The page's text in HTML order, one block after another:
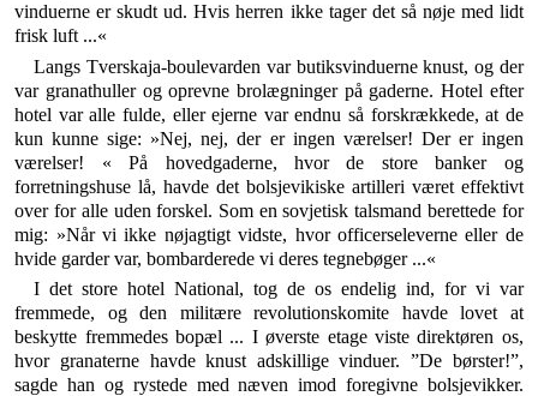
vinduerne er skudt ud. Hvis herren ikke tager det så nøje med lidt
frisk luft ...«
Langs Tverskaja-boulevarden var butiksvinduerne knust, og der
var granathuller og oprevne brolægninger på gaderne. Hotel efter
hotel var alle fulde, eller ejerne var endnu så forskrækkede, at de
kun kunne sige: »Nej, nej, der er ingen værelser! Der er ingen
værelser! « På hovedgaderne, hvor de store banker og
forretningshuse lå, havde det bolsjevikiske artilleri været effektivt
over for alle uden forskel. Som en sovjetisk talsmand berettede for
mig: »Når vi ikke nøjagtigt vidste, hvor offi­cerseleverne eller de
hvide garder var, bombarderede vi deres tegnebøger ...«
I det store hotel National, tog de os endelig ind, for vi var
fremmede, og den militære revolutionskomite havde lovet at
beskytte fremmedes bopæl ... I øverste etage viste direktøren os,
hvor granaterne havde knust adskil­lige vinduer. ”De børster!”,
sagde han og rystede med næven imod foregivne bolsjevikker.